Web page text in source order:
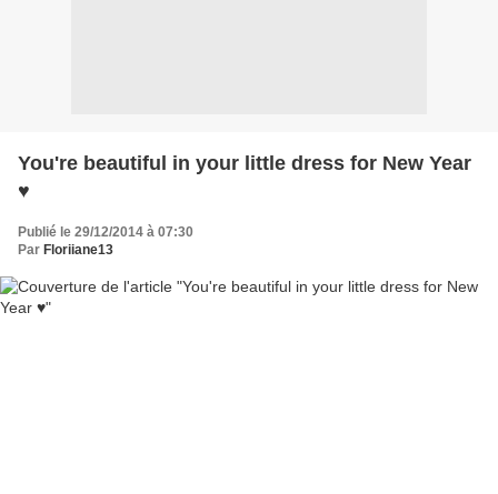
You're beautiful in your little dress for New Year
♥
Publié le 29/12/2014 à 07:30
Par Floriiane13